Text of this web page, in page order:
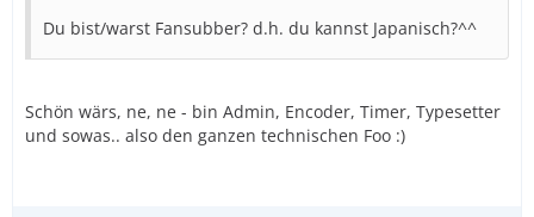
Du bist/warst Fansubber? d.h. du kannst Japanisch?^^
Schön wärs, ne, ne - bin Admin, Encoder, Timer, Typesetter
und sowas.. also den ganzen technischen Foo :)